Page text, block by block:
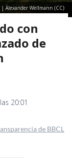
| Alexander Wellmann (CC)
con
de
20:01
de BBCL